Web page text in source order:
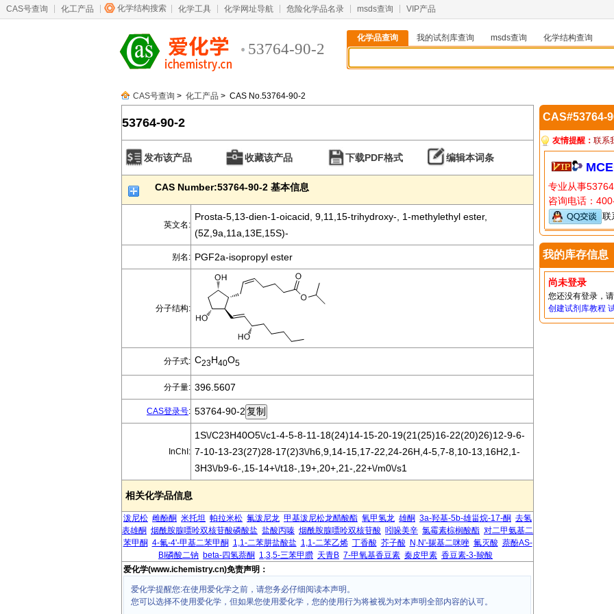
CAS号查询 化工产品 化学结构搜索 化学工具 化学网址导航 危险化学品名录 msds查询 VIP产品
53764-90-2
化学品查询 我的试剂库查询 msds查询
化学结构查询
CAS号查询 > 化工产品 > CAS No.53764-90-2
53764-90-2
发布该产品 收藏该产品 下载PDF格式 编辑本词条
CAS Number:53764-90-2 基本信息
英文名:
Prosta-5,13-dien-1-oicacid, 9,11,15-trihydroxy-, 1-methylethyl ester,
(5Z,9a,11a,13E,15S)-
别名: PGF2a-isopropyl ester
分子结构:
分子式: C23H40O5
分子量: 396.5607
CAS登录号: 53764-90-2
InChI:
1S\/C23H40O5\/c1-4-5-8-11-18(24)14-15-20-19(21(25)16-22(20)26)12-9-6-
7-10-13-23(27)28-17(2)3\/h6,9,14-15,17-22,24-26H,4-5,7-8,10-13,16H2,1-
3H3\/b9-6-,15-14+\/t18-,19+,20+,21-,22+\/m0\/s1
相关化学品信息
泼尼松 雌酚酮 米托坦 帕拉米松 氟泼尼龙 甲基泼尼松龙醋酸酯 氧甲氢龙 雄酮 3a-羟基-5b-雄甾烷-17-酮 去氢
表雄酮 烟酰胺腺嘌呤双核苷酸磷酸盐 盐酸丙嗪 烟酰胺腺嘌呤双核苷酸 吲哚美辛 氯霉素棕榈酸酯 对二甲氨基二
苯甲酮 4-氟-4'-甲基二苯甲酮 1,1-二苯肼盐酸盐 1,1-二苯乙烯 丁香酸 芥子酸 N,N'-羰基二咪唑 氟灭酸 萘酚AS-
BI磷酸二钠 beta-四氢萘酮 1,3,5-三苯甲臢 天青B 7-甲氧基香豆素 秦皮甲素 香豆素-3-羧酸
爱化学(www.ichemistry.cn)免责声明：
爱化学提醒您:在使用爱化学之前，请您务必仔细阅读本声明。
您可以选择不使用爱化学，但如果您使用爱化学，您的使用行为将被视为对本声明全部内容的认可。
CAS#53764-
友情提醒： 联系
专业从事
咨询电话：
联
我的库存信息
尚未登录
您还没有登录，
创建试剂库教程